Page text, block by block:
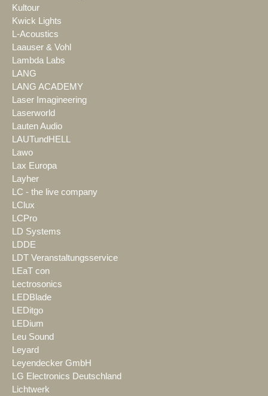
Kultour
Kwick Lights
L-Acoustics
Laauser & Vohl
Lambda Labs
LANG
LANG ACADEMY
Laser Imagineering
Laserworld
Lauten Audio
LAUTundHELL
Lawo
Lax Europa
Layher
LC - the live company
LClux
LCPro
LD Systems
LDDE
LDT Veranstaltungsservice
LEaT con
Lectrosonics
LEDBlade
LEDitgo
LEDium
Leu Sound
Leyard
Leyendecker GmbH
LG Electronics Deutschland
Lichtwerk